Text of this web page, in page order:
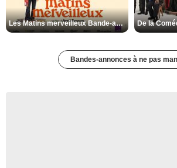
Les Matins merveilleux Bande-annonce VF
Bandes-annonces à ne pas